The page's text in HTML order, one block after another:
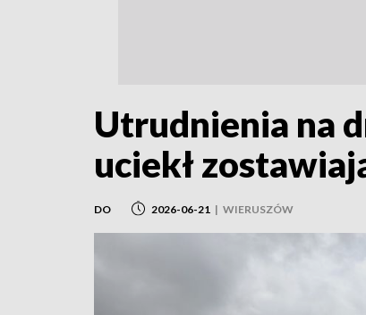
Utrudnienia na
uciekł
DO 2026-06-21 | WIERUSZÓW